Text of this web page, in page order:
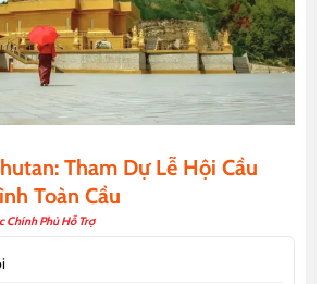
Tham Dự Lễ Hội Cầu
Toàn Cầu
Chính Phủ Hỗ Trợ